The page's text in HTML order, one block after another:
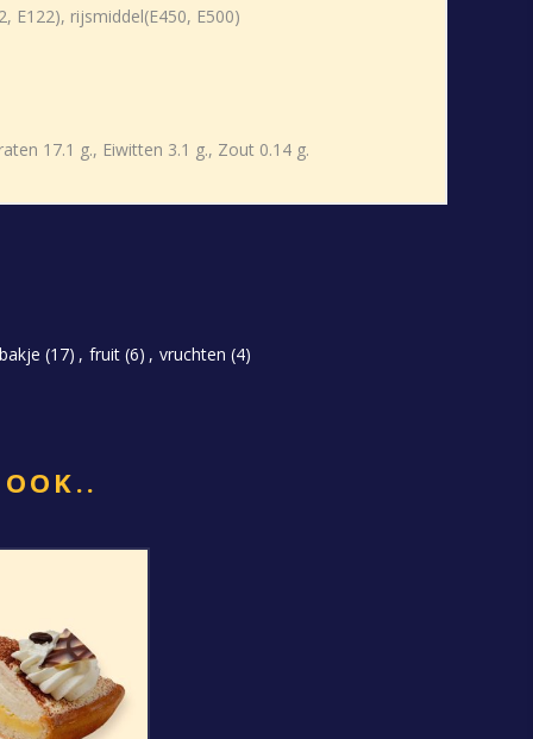
E122), rijsmiddel(E450, E500)
17.1 g., Eiwitten 3.1 g., Zout 0.14 g.
(17) , fruit (6) , vruchten (4)